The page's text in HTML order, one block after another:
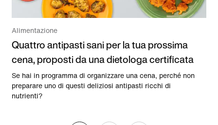
Alimentazione
Quattro antipasti sani per la tua prossima
cena, proposti da una dietologa certificata
Se hai in programma di organizzare una cena, perché non
preparare uno di questi deliziosi antipasti ricchi di
nutrienti?